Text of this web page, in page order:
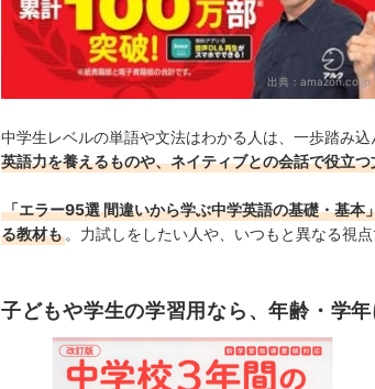
出典： amazon.co.jp
中学生レベルの単語や文法はわかる人は、一歩踏み込
英語力を養えるものや、ネイティブとの会話で役立
「エラー95選 間違いから学ぶ中学英語の基礎・基
る教材も 。力試しをしたい人や、いつもと異なる視
子どもや学生の学習用なら、年齢・学